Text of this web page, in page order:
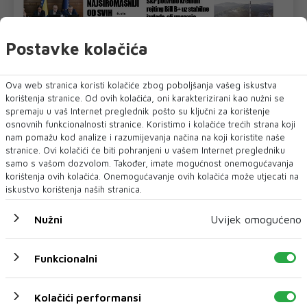
U novom broju pročitajte
Posao
Postavke kolačića
Ova web stranica koristi kolačiće zbog poboljšanja vašeg iskustva
korištenja stranice. Od ovih kolačića, oni karakterizirani kao nužni se
spremaju u vaš Internet preglednik pošto su ključni za korištenje
osnovnih funkcionalnosti stranice. Koristimo i kolačiće trećih strana koji
nam pomažu kod analize i razumijevanja načina na koji koristite naše
stranice. Ovi kolačići će biti pohranjeni u vašem Internet pregledniku
samo s vašom dozvolom. Također, imate mogućnost onemogućavanja
korištenja ovih kolačića. Onemogućavanje ovih kolačića može utjecati na
iskustvo korištenja naših stranica.
Nužni Uvijek omogućeno
Funkcionalni
Kolačići performansi